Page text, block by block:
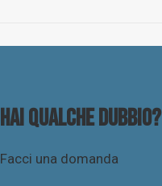
Hai qualche dubbio?
Facci una domanda